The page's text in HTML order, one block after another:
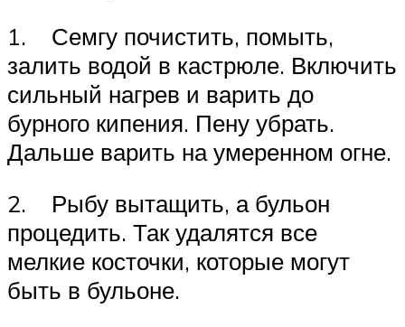
1. Семгу почистить, помыть,
залить водой в кастрюле. Включить
сильный нагрев и варить до
бурного кипения. Пену убрать.
Дальше варить на умеренном огне.
2. Рыбу вытащить, а бульон
процедить. Так удалятся все
мелкие косточки, которые могут
быть в бульоне.